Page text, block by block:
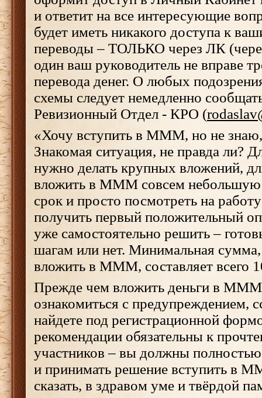
и ответит на все интересующие
будет иметь никакого доступа к
переводы – ТОЛЬКО через ЛК
один ваш руководитель не вправе
перевода денег. О любых
схемы следует немедленно
Ревизионный Отдел - КРО (
«Хочу вступить в МММ, но не знаю,
Знакомая ситуация, не правда ли?
нужно делать крупных вложений,
вложить в МММ совсем небольшую
срок и просто посмотреть на
получить первый положительный
уже самостоятельно решить –
шагам или нет. Минимальная
вложить в МММ, составляет всего
Прежде чем вложить деньги в МММ-
ознакомиться с предупреждением,
найдете под регистрационной
рекомендации обязательны к
участников – вы должны полностью
и принимать решение вступить в
сказать, в здравом уме и твёрдой